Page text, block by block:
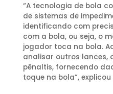
“A tecnologia de bola
de sistemas de
identificando com
com a bola, ou seja, o
jogador toca na bola.
analisar outros lances,
pênaltis, fornecendo
toque na bola”, explicou